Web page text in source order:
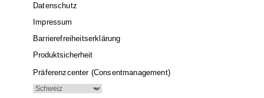
Datenschutz
Impressum
Barrierefreiheitserklärung
Produktsicherheit
Präferenzcenter (Consentmanagement)